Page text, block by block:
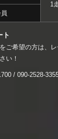
1
ト
ご希望の方は、
い！
/ 090-2528-